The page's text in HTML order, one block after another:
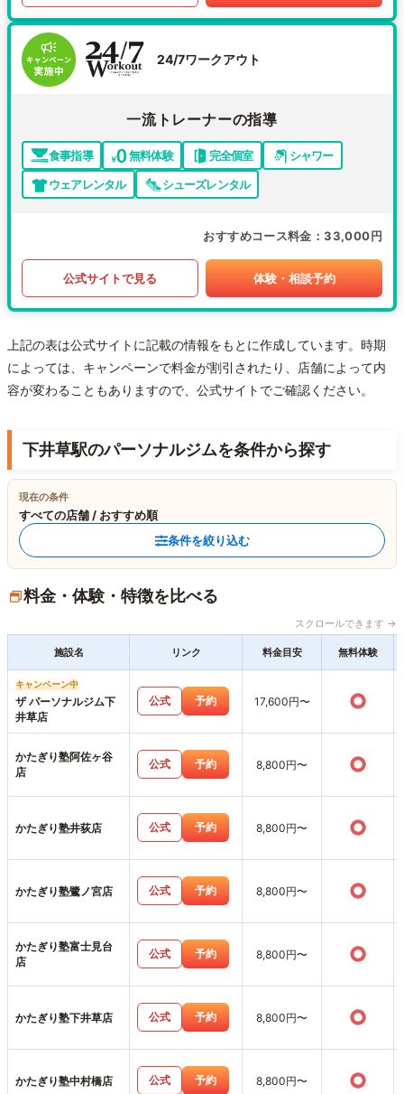
24/7ワークアウト
一流トレーナーの指導
食事指導 無料体験 完全個室
シャワー
ウェアレンタル
シューズレンタル
おすすめコース料金 33,000円
公式サイトで見る 体験・相談予約
上記の表は公式サイトに記載の情報をもとに作成しています。時期
によっては、キャンペーンで料金が割引されたり、店舗によって内
容が変わることもありますので、公式サイトでご確認ください。
下井草駅のパーソナルジムを条件から探す
現在の条件
すべての店舗 / おすすめ順
条件を絞り込む
料金・体験・特徴を比べる
スクロールできます →
施設名 リンク 料金目安 無料体験
キャンペーン中
ザ パーソナルジム下
井草店
公式 予約 17,600円〜 ○
かたぎり塾阿佐ヶ谷
店
公式 予約 8,800円〜 ○
かたぎり塾井荻店 公式 予約 8,800円〜 ○
かたぎり塾鷺ノ宮店 公式 予約 8,800円〜 ○
かたぎり塾富士見台
店
公式 予約 8,800円〜 ○
かたぎり塾下井草店 公式 予約 8,800円〜 ○
かたぎり塾中村橋店 公式 予約 8,800円〜 ○